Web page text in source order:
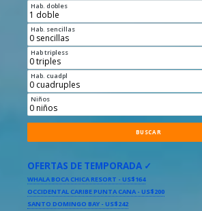
Hab. dobles
Hab. sencillas
Hab tripless
Hab. cuadpl
Niños
OFERTAS DE TEMPORADA ✓
WHALA BOCA CHICA RESORT - US$164
OCCIDENTAL CARIBE PUNTA CANA - US$200
SANTO DOMINGO BAY - US$242